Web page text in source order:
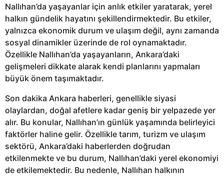
Nallıhan’da yaşayanlar için anlık etkiler yaratarak, yerel
halkın gündelik hayatını şekillendirmektedir. Bu etkiler,
yalnızca ekonomik durum ve ulaşım değil, aynı zamanda
sosyal dinamikler üzerinde de rol oynamaktadır.
Özellikle Nallıhan’da yaşayanların, Ankara’daki
gelişmeleri dikkate alarak kendi planlarını yapmaları
büyük önem taşımaktadır.
Son dakika Ankara haberleri, genellikle siyasi
olaylardan, doğal afetlere kadar geniş bir yelpazede yer
alır. Bu konular, Nallıhan’ın günlük yaşamında belirleyici
faktörler haline gelir. Özellikle tarım, turizm ve ulaşım
sektörü, Ankara’daki haberlerden doğrudan
etkilenmekte ve bu durum, Nallıhan’daki yerel ekonomiyi
de etkilemektedir. Bu nedenle, Nallıhan halkının